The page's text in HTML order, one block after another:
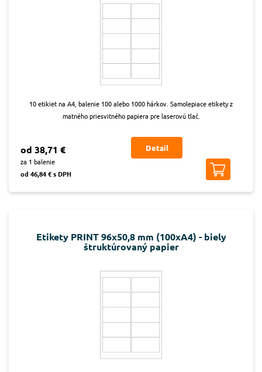
10 etikiet na A4, balenie 100 alebo 1000 hárkov. Samolepiace etikety z
matného priesvitného papiera pre laserovú tlač.
od 38,71 €
za 1 balenie
od 46,84 € s DPH
Detail
Etikety PRINT 96x50,8 mm (100xA4) - biely
štruktúrovaný papier